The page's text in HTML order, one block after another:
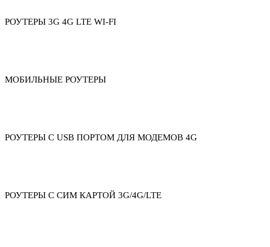
РОУТЕРЫ 3G 4G LTE WI-FI
МОБИЛЬНЫЕ РОУТЕРЫ
РОУТЕРЫ С USB ПОРТОМ ДЛЯ МОДЕМОВ 4G
РОУТЕРЫ С СИМ КАРТОЙ 3G/4G/LTE